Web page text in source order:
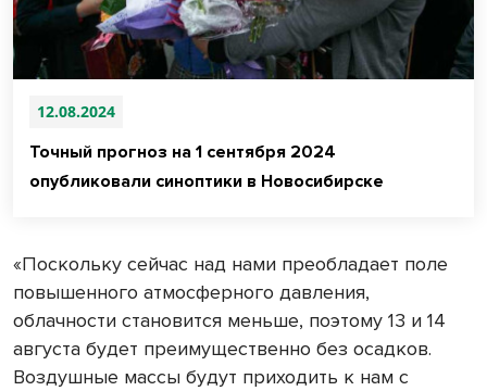
12.08.2024
Точный прогноз на 1 сентября 2024
опубликовали синоптики в Новосибирске
«Поскольку сейчас над нами преобладает поле
повышенного атмосферного давления,
облачности становится меньше, поэтому 13 и 14
августа будет преимущественно без осадков.
Воздушные массы будут приходить к нам с